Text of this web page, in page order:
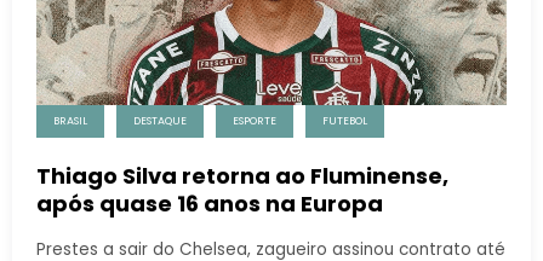
BRASIL DESTAQUE ESPORTE FUTEBOL
Thiago Silva retorna ao Fluminense,
após quase 16 anos na Europa
Prestes a sair do Chelsea, zagueiro assinou contrato até